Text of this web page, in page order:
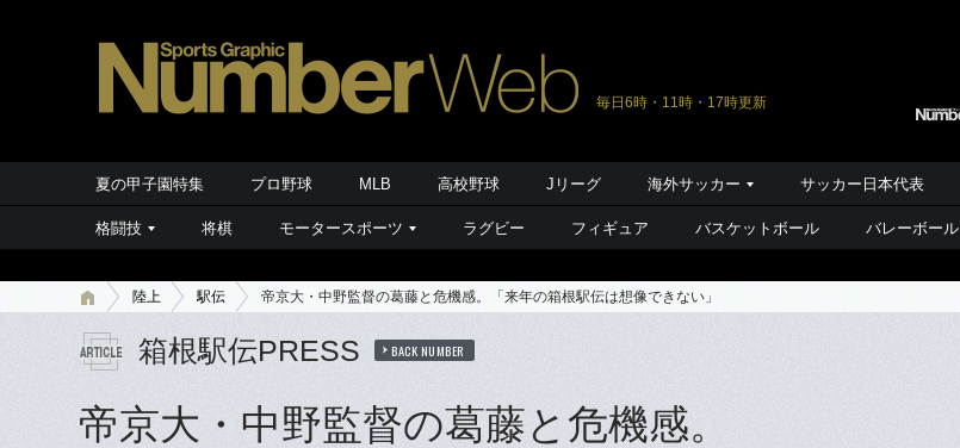
毎日6時・11時・17時更新
夏の甲子園特集 プロ野球 MLB 高校野球 Jリーグ 海外サッカー サッカー日本代表
格闘技 将棋 モータースポーツ ラグビー フィギュア バスケットボール バレーボール
陸上 駅伝 帝京大・中野監督の葛藤と危機感。「来年の箱根駅伝は想像できない」
箱根駅伝PRESS BACK NUMBER
帝京大・中野監督の葛藤と危機感。